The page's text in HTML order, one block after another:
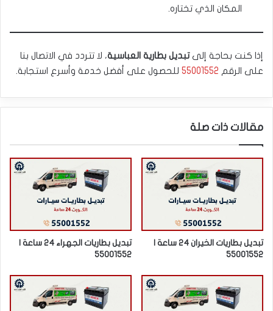
المكان الذي تختاره.
إذا كنت بحاجة إلىتبديل بطارية العباسية، لا تتردد في الاتصال بنا
على الرقم 55001552 للحصول على أفضل خدمة وأسرع استجابة.
مقالات ذات صلة
تبديل بطاريات الخيران 24 ساعة |
55001552
تبديل بطاريات الجهراء 24 ساعة |
55001552